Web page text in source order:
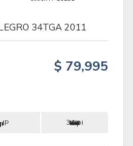
34TGA 2011
$ 79,995
34 pi